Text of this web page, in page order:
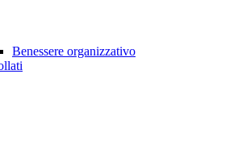
Benessere organizzativo